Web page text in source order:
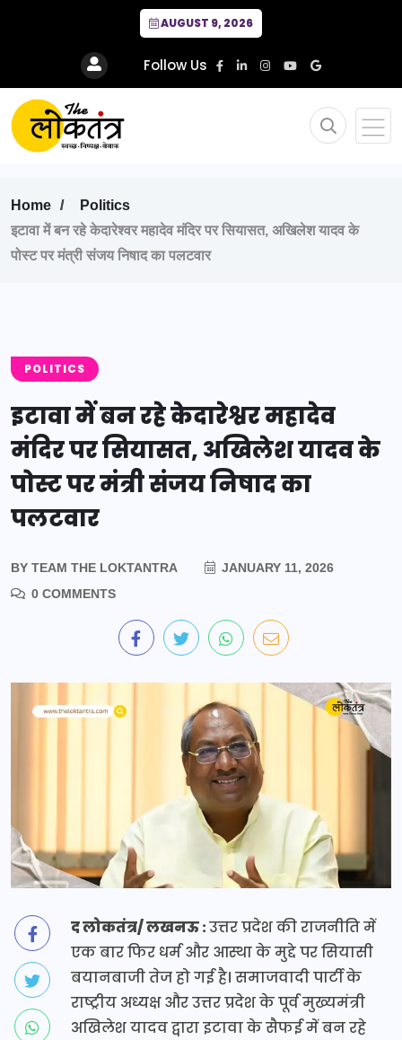
AUGUST 9, 2026
Follow Us
Home
Politics
इटावा में बन रहे केदारेश्वर महादेव मंदिर पर सियासत, अखिलेश यादव के
पोस्ट पर मंत्री संजय निषाद का पलटवार
POLITICS
इटावा में बन रहे केदारेश्वर महादेव
मंदिर पर सियासत, अखिलेश यादव के
पोस्ट पर मंत्री संजय निषाद का
पलटवार
BY TEAM THE LOKTANTRA
JANUARY 11, 2026
0 COMMENTS
द लोकतंत्र/ लखनऊ :उत्तर प्रदेश की राजनीति में
एक बार फिर धर्म और आस्था के मुद्दे पर सियासी
बयानबाजी तेज हो गई है। समाजवादी पार्टी के
राष्ट्रीय अध्यक्ष और उत्तर प्रदेश के पूर्व मुख्यमंत्री
अखिलेश यादव द्वारा इटावा के सैफई में बन रहे